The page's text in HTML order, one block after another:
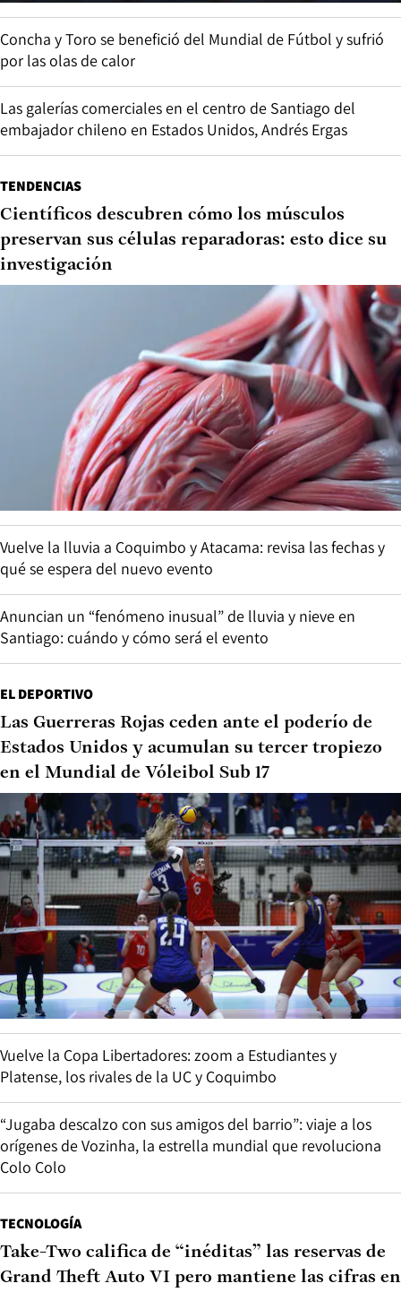
Concha y Toro se benefició del Mundial de Fútbol y sufrió
por las olas de calor
Las galerías comerciales en el centro de Santiago del
embajador chileno en Estados Unidos, Andrés Ergas
TENDENCIAS
Científicos descubren cómo los músculos
preservan sus células reparadoras: esto dice su
investigación
Vuelve la lluvia a Coquimbo y Atacama: revisa las fechas y
qué se espera del nuevo evento
Anuncian un “fenómeno inusual” de lluvia y nieve en
Santiago: cuándo y cómo será el evento
EL DEPORTIVO
Las Guerreras Rojas ceden ante el poderío de
Estados Unidos y acumulan su tercer tropiezo
en el Mundial de Vóleibol Sub 17
Vuelve la Copa Libertadores: zoom a Estudiantes y
Platense, los rivales de la UC y Coquimbo
“Jugaba descalzo con sus amigos del barrio”: viaje a los
orígenes de Vozinha, la estrella mundial que revoluciona
Colo Colo
TECNOLOGÍA
Take-Two califica de “inéditas” las reservas de
Grand Theft Auto VI pero mantiene las cifras en